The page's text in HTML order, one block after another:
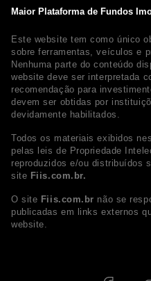
Maior Plataforma de Fundos
Este website tem como único
sobre ferramentas, veículos e
Nenhuma parte do conteúdo
website deve ser interpretada
recomendação para
devem ser obtidas por
devidamente habilitados.
Todos os materiais exibidos
pelas leis de Propriedade
reproduzidos e/ou distribuídos
site Fiis.com.br.
O site Fiis.com.br não se
publicadas em links externos
website.